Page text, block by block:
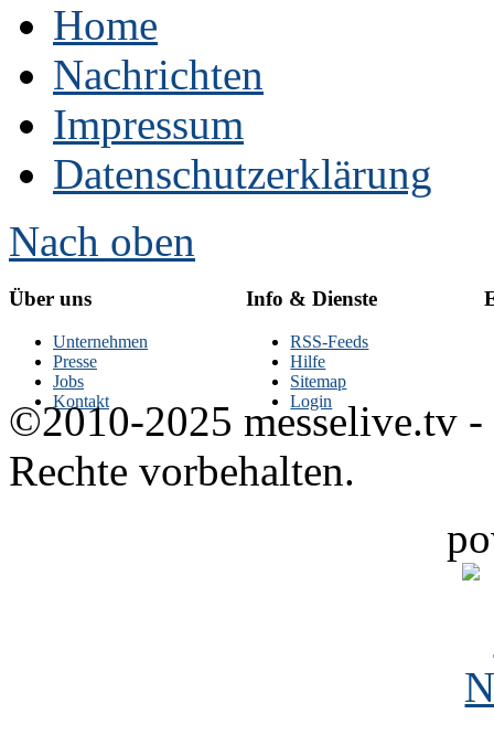
Home
Nachrichten
Impressum
Datenschutzerklärung
Nach oben
Über uns
Unternehmen
Presse
Jobs
Kontakt
Info & Dienste
RSS-Feeds
Hilfe
Sitemap
Login
©2010-2025 messelive.tv -
Rechte vorbehalten.